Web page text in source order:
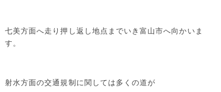
七美方面へ走り押し返し地点までいき富山市へ向かいま
す。
射水方面の交通規制に関しては多くの道が